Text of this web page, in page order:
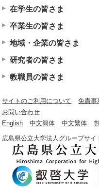
在学生の皆さま
卒業生の皆さま
地域・企業の皆さま
研究者の皆さま
教職員の皆さま
サイトのご利用について 免責事
お問い合わせ
English
中文簡体 中文繁体
広島県公立大学法人グループサイ